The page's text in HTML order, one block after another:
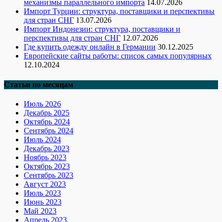
механизмы параллельного импорта 14.07.2026
Импорт Турции: структура, поставщики и перспективы
для стран СНГ 13.07.2026
Импорт Индонезии: структура, поставщики и
перспективы для стран СНГ 12.07.2026
Где купить одежду онлайн в Германии 30.12.2025
Европейские сайты работы: список самых популярных
12.10.2024
Статьи по месяцам
Июль 2026
Декабрь 2025
Октябрь 2024
Сентябрь 2024
Июль 2024
Декабрь 2023
Ноябрь 2023
Октябрь 2023
Сентябрь 2023
Август 2023
Июль 2023
Июнь 2023
Май 2023
Апрель 2023